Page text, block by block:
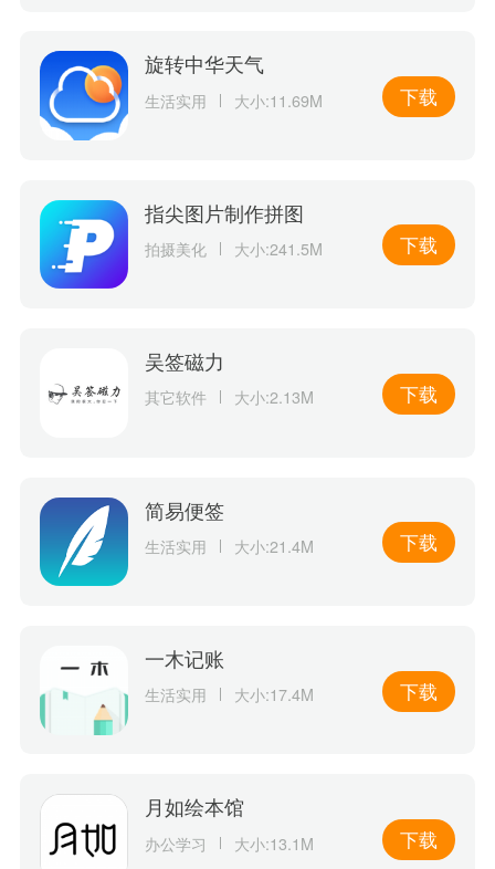
旋转中华天气
生活实用 大小:11.69M 下载
指尖图片制作拼图
拍摄美化 大小:241.5M 下载
吴签磁力
其它软件 大小:2.13M 下载
简易便签
生活实用 大小:21.4M 下载
一木记账
生活实用 大小:17.4M 下载
月如绘本馆
办公学习 大小:13.1M 下载